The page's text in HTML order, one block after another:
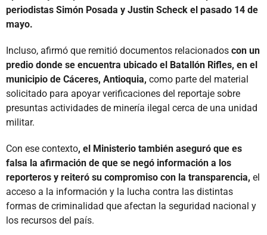
periodistas Simón Posada y Justin Scheck el pasado 14 de
mayo.
Incluso, afirmó que remitió documentos relacionados con un
predio donde se encuentra ubicado el Batallón Rifles, en el
municipio de Cáceres, Antioquia, como parte del material
solicitado para apoyar verificaciones del reportaje sobre
presuntas actividades de minería ilegal cerca de una unidad
militar.
Con ese contexto, el Ministerio también aseguró que es
falsa la afirmación de que se negó información a los
reporteros y reiteró su compromiso con la transparencia, el
acceso a la información y la lucha contra las distintas
formas de criminalidad que afectan la seguridad nacional y
los recursos del país.